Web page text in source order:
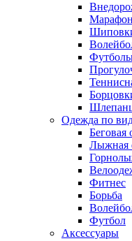
Одежда по
Беговая
Лыжная
Фитнес
Борьба
Футбол
Аксессуары